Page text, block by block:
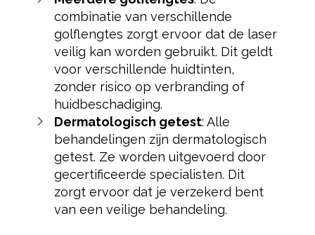
combinatie van verschillende
golflengtes zorgt ervoor dat de laser
veilig kan worden gebruikt. Dit geldt
voor verschillende huidtinten,
zonder risico op verbranding of
huidbeschadiging.
Dermatologisch getest: Alle
behandelingen zijn dermatologisch
getest. Ze worden uitgevoerd door
gecertificeerde specialisten. Dit
zorgt ervoor dat je verzekerd bent
van een veilige behandeling.